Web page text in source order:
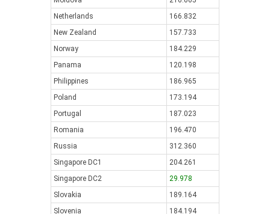
Netherlands
166.832
New Zealand
157.733
Norway
184.229
Panama
120.198
Philippines
186.965
Poland
173.194
Portugal
187.023
Romania
196.470
Russia
312.360
Singapore DC1
204.261
Singapore DC2
29.978
Slovakia
189.164
Slovenia
184.194